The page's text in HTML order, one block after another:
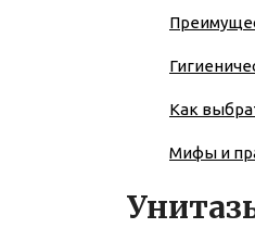
Как
Мифы и